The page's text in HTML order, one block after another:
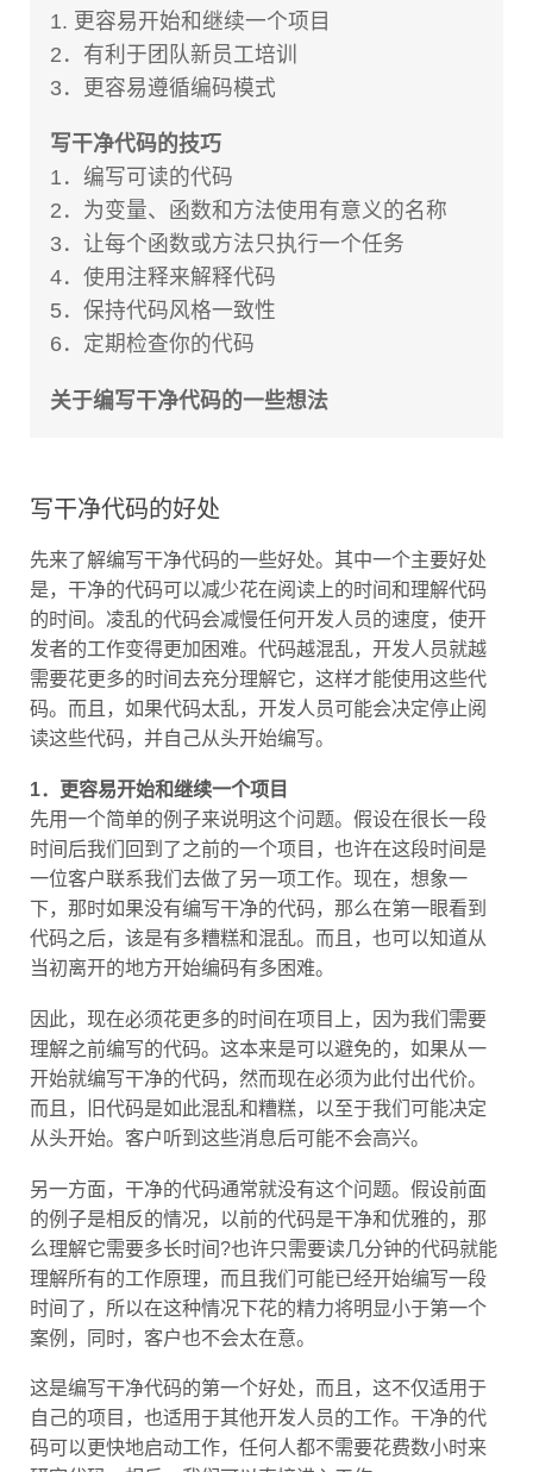
1. 更容易开始和继续一个项目
2．有利于团队新员工培训
3．更容易遵循编码模式
写干净代码的技巧
1．编写可读的代码
2．为变量、函数和方法使用有意义的名称
3．让每个函数或方法只执行一个任务
4．使用注释来解释代码
5．保持代码风格一致性
6．定期检查你的代码
关于编写干净代码的一些想法
写干净代码的好处
先来了解编写干净代码的一些好处。其中一个主要好处
是，干净的代码可以减少花在阅读上的时间和理解代码
的时间。凌乱的代码会减慢任何开发人员的速度，使开
发者的工作变得更加困难。代码越混乱，开发人员就越
需要花更多的时间去充分理解它，这样才能使用这些代
码。而且，如果代码太乱，开发人员可能会决定停止阅
读这些代码，并自己从头开始编写。
1．更容易开始和继续一个项目
先用一个简单的例子来说明这个问题。假设在很长一段
时间后我们回到了之前的一个项目，也许在这段时间是
一位客户联系我们去做了另一项工作。现在，想象一
下，那时如果没有编写干净的代码，那么在第一眼看到
代码之后，该是有多糟糕和混乱。而且，也可以知道从
当初离开的地方开始编码有多困难。
因此，现在必须花更多的时间在项目上，因为我们需要
理解之前编写的代码。这本来是可以避免的，如果从一
开始就编写干净的代码，然而现在必须为此付出代价。
而且，旧代码是如此混乱和糟糕，以至于我们可能决定
从头开始。客户听到这些消息后可能不会高兴。
另一方面，干净的代码通常就没有这个问题。假设前面
的例子是相反的情况，以前的代码是干净和优雅的，那
么理解它需要多长时间?也许只需要读几分钟的代码就能
理解所有的工作原理，而且我们可能已经开始编写一段
时间了，所以在这种情况下花的精力将明显小于第一个
案例，同时，客户也不会太在意。
这是编写干净代码的第一个好处，而且，这不仅适用于
自己的项目，也适用于其他开发人员的工作。干净的代
码可以更快地启动工作，任何人都不需要花费数小时来